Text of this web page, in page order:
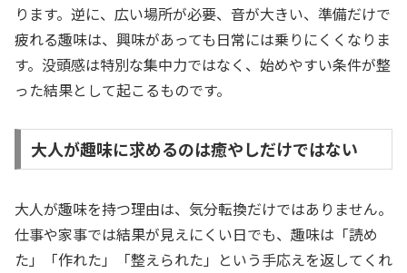
ります。逆に、広い場所が必要、音が大きい、準備だけで
疲れる趣味は、興味があっても日常には乗りにくくなりま
す。没頭感は特別な集中力ではなく、始めやすい条件が整
った結果として起こるものです。
大人が趣味に求めるのは癒やしだけではない
大人が趣味を持つ理由は、気分転換だけではありません。
仕事や家事では結果が見えにくい日でも、趣味は「読め
た」「作れた」「整えられた」という手応えを返してくれ